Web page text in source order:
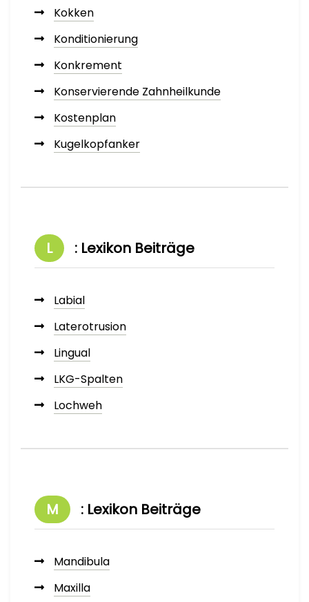
Kokken
Konditionierung
Konkrement
Konservierende Zahnheilkunde
Kostenplan
Kugelkopfanker
L : Lexikon Beiträge
Labial
Laterotrusion
Lingual
LKG-Spalten
Lochweh
M : Lexikon Beiträge
Mandibula
Maxilla